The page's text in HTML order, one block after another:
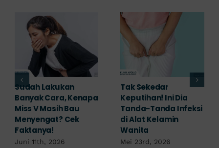
Adakah Cara Medis
untuk
Mengembalikan
Selaput Dara yang
Robek? Ini Penjelasan
Dokter!
5 Saran Dokter
Mengobati Vagina
Bengkak Akibat
Infeksi, Cek di Sini!
Mei 17th, 2026